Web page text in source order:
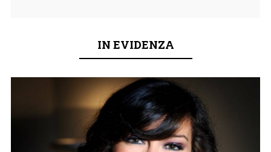
IN EVIDENZA